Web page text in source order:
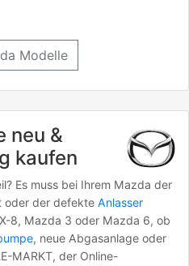
Modelle
neu &
kaufen
Es muss bei Ihrem Mazda der
oder der defekte Anlasser
8, Mazda 3 oder Mazda 6, ob
, neue Abgasanlage oder
MARKT, der Online-